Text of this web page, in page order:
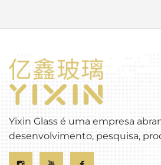
Yixin Glass é uma empresa
desenvolvimento, pesquisa,